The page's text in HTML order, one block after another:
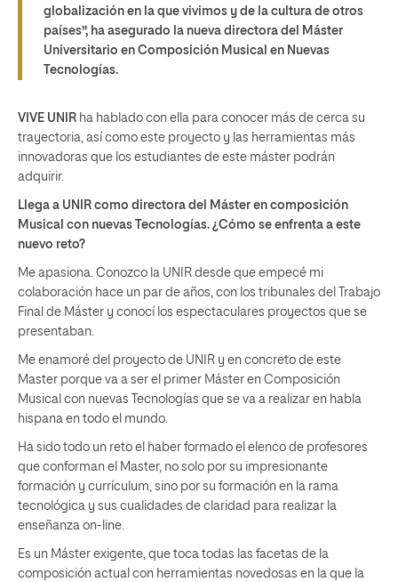
globalización en la que vivimos y de la cultura de otros
países”, ha asegurado la nueva directora del Máster
Universitario en Composición Musical en Nuevas
Tecnologías.
VIVE UNIR ha hablado con ella para conocer más de cerca su
trayectoria, así como este proyecto y las herramientas más
innovadoras que los estudiantes de este máster podrán
adquirir.
Llega a UNIR como directora del Máster en composición
Musical con nuevas Tecnologías. ¿Cómo se enfrenta a este
nuevo reto?
Me apasiona. Conozco la UNIR desde que empecé mi
colaboración hace un par de años, con los tribunales del Trabajo
Final de Máster y conocí los espectaculares proyectos que se
presentaban.
Me enamoré del proyecto de UNIR y en concreto de este
Master porque va a ser el primer Máster en Composición
Musical con nuevas Tecnologías que se va a realizar en habla
hispana en todo el mundo.
Ha sido todo un reto el haber formado el elenco de profesores
que conforman el Master, no solo por su impresionante
formación y currículum, sino por su formación en la rama
tecnológica y sus cualidades de claridad para realizar la
enseñanza on-line.
Es un Máster exigente, que toca todas las facetas de la
composición actual con herramientas novedosas en la que la